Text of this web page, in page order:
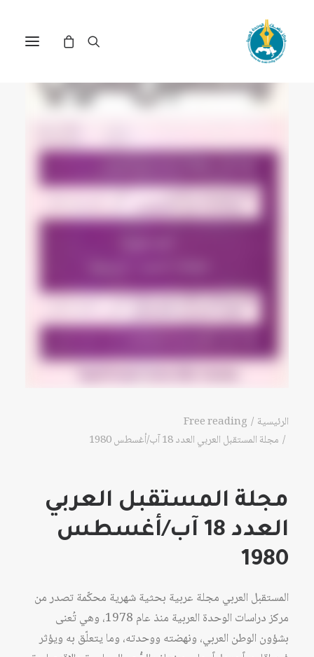
الرئيسية
Free reading
مجلة المستقبل العربي العدد 18 آب/أغسطس 1980
مجلة المستقبل العربي
العدد 18 آب/أغسطس
1980
المستقبل العربي مجلة عربية بحثية شهرية محكّمة تصدر من
مركز دراسات الوحدة العربية منذ عام 1978، وهي تُعنى
بشؤون الوطن العربي، ونهضته ووحدته، وما يتعلّق به ويؤثر